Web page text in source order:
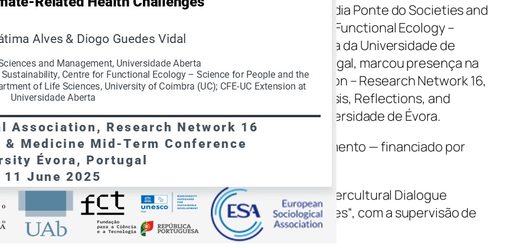
e doutoranda em Relações Interculturais Nidia Ponte do Societies and
Sustainability Research Group do Centre for Functional Ecology –
for People & the Planet, Laboratório Associado Terra da Universidade de
e da sua Extensão na Universidade Aberta de Portugal, marcou presença na
Term Conference da @European Sociological Association – Research Network 16,
o tema “Health in the Anthropocene: Sociological Analysis, Reflections, and
que teve lugar nos dias 11 e 12 de junho na Universidade de Évora.
apresentou parte do seu projeto de doutoramento — financiado por
da FCT — com o trabalho intitulado:
Bridging Cultures in Healthcare: A Systematic Review of Intercultural Dialogue
for Addressing Climate-Related Health Challenges“, com a supervisão de
Alves e Diogo Guedes Vidal .